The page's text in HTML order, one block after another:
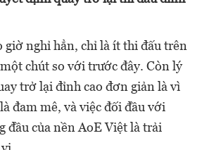
giờ nghỉ hẳn, chỉ là ít thi đấu trên
chút so với trước đây. Còn lý
trở lại đỉnh cao đơn giản là vì
đam mê, và việc đối đầu với
đầu của nền AoE Việt là trải